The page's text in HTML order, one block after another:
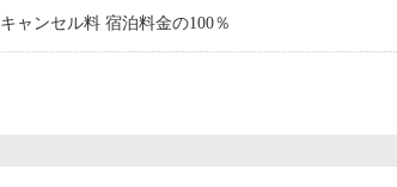
キャンセル料 宿泊料金の100％